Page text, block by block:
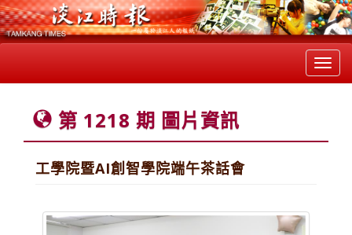
第 1218 期 圖片資訊
工學院暨AI創智學院端午茶話會